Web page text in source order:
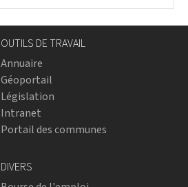
OUTILS DE TRAVAIL
Annuaire
Géoportail
Législation
Intranet
Portail des communes
DIVERS